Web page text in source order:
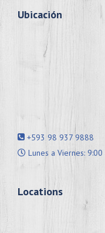
Ubicación
+593 98 937 9888
Lunes a Viernes:
Locations